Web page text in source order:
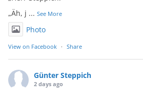
„Äh, j ... See More
Photo
View on Facebook · Share
Günter Steppich
2 days ago